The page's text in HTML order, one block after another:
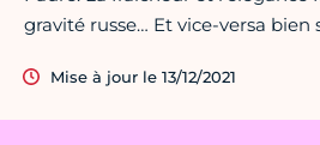
gravité russe… Et vice-versa bien
Mise à jour le 13/12/2021